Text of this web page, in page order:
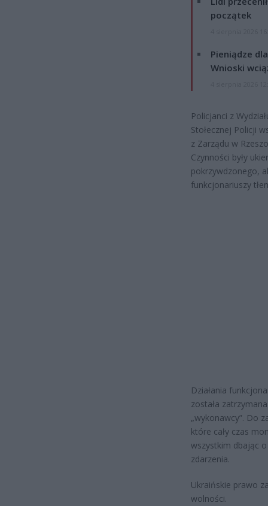
początek
Pieniądze
Wnioski
Policjanci z
Stołecznej Policji
z Zarządu w
Czynności były
pokrzywdzonego,
funkcjonariuszy
Działania
została
„wykonawcy”. Do
które cały czas
wszystkim dbając
zdarzenia.
Ukraińskie prawo
wolności.